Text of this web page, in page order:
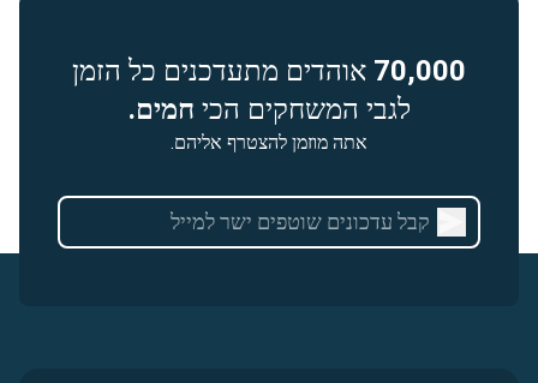
70,000 אוהדים מתעדכנים כל הזמן
לגבי המשחקים הכי חמים.
אתה מוזמן להצטרף אליהם.